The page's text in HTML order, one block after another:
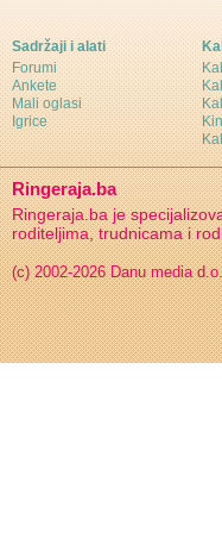
Sadržaji i alati
Forumi
Ankete
Mali oglasi
Igrice
Ringeraja.ba
Ringeraja.ba je
roditeljima, trudnicama i
(c) 2002-2026 Danu media